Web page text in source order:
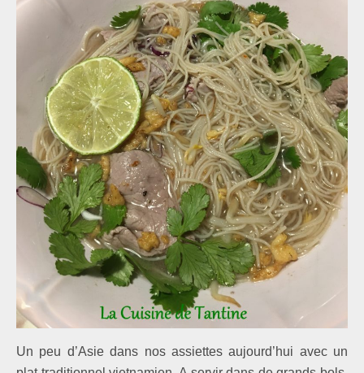
Un peu d’Asie dans nos assiettes aujourd’hui avec un